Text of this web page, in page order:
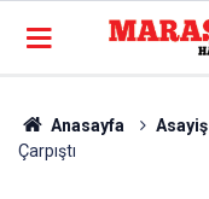
Anasayfa Asayiş
Çarpıştı